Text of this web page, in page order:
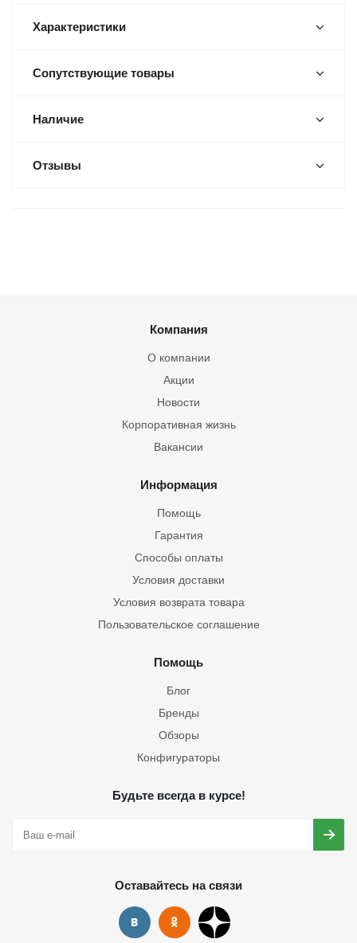
Характеристики
Сопутствующие товары
Наличие
Отзывы
Компания
О компании
Акции
Новости
Корпоративная жизнь
Вакансии
Информация
Помощь
Гарантия
Способы оплаты
Условия доставки
Условия возврата товара
Пользовательское соглашение
Помощь
Блог
Бренды
Обзоры
Конфигураторы
Будьте всегда в курсе!
Оставайтесь на связи